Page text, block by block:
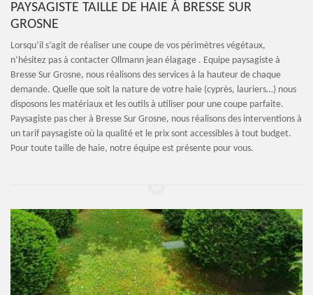
PAYSAGISTE TAILLE DE HAIE À BRESSE SUR
GROSNE
Lorsqu’il s’agit de réaliser une coupe de vos périmètres végétaux,
n’hésitez pas à contacter Ollmann jean élagage . Equipe paysagiste à
Bresse Sur Grosne, nous réalisons des services à la hauteur de chaque
demande. Quelle que soit la nature de votre haie (cyprès, lauriers…) nous
disposons les matériaux et les outils à utiliser pour une coupe parfaite.
Paysagiste pas cher à Bresse Sur Grosne, nous réalisons des interventions à
un tarif paysagiste où la qualité et le prix sont accessibles à tout budget.
Pour toute taille de haie, notre équipe est présente pour vous.